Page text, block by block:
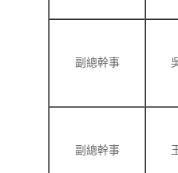
副總幹事
副總幹事